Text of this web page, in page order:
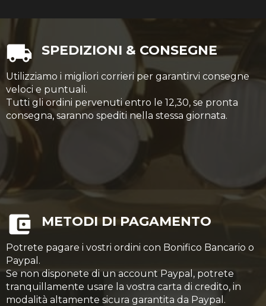
SPEDIZIONI & CONSEGNE
Utilizziamo i migliori corrieri per garantirvi consegne
veloci e puntuali.
Tutti gli ordini pervenuti entro le 12,30, se pronta
consegna, saranno spediti nella stessa giornata.
METODI DI PAGAMENTO
Potrete pagare i vostri ordini con Bonifico Bancario o
Paypal.
Se non disponete di un account Paypal, potrete
tranquillamente usare la vostra carta di credito, in
modalità altamente sicura garantita da Paypal.